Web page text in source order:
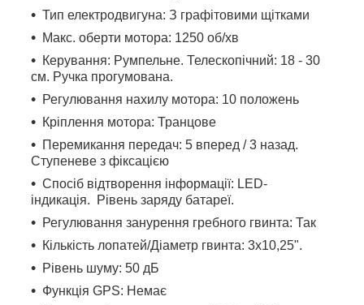
Тип електродвигуна: З графітовими щітками
Макс. оберти мотора: 1250 об/хв
Керування: Румпельне. Телескопічний: 18 - 30
см. Ручка прогумована.
Регулювання нахилу мотора: 10 положень
Кріплення мотора: Транцове
Перемикання передач: 5 вперед / 3 назад.
Ступеневе з фіксацією
Спосіб відтворення інформації: LED-
індикація.
Рівень заряду батареї.
Регулювання занурення гребного гвинта: Так
Кількість лопатей/Діаметр гвинта: 3х10,25".
Рівень шуму: 50 дБ
Функція GPS: Немає